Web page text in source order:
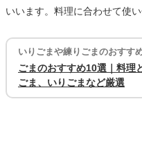
いいます。料理に合わせて使
いりごまや練りごまのおすす
ごまのおすすめ10選｜料理
ごま、いりごまなど厳選